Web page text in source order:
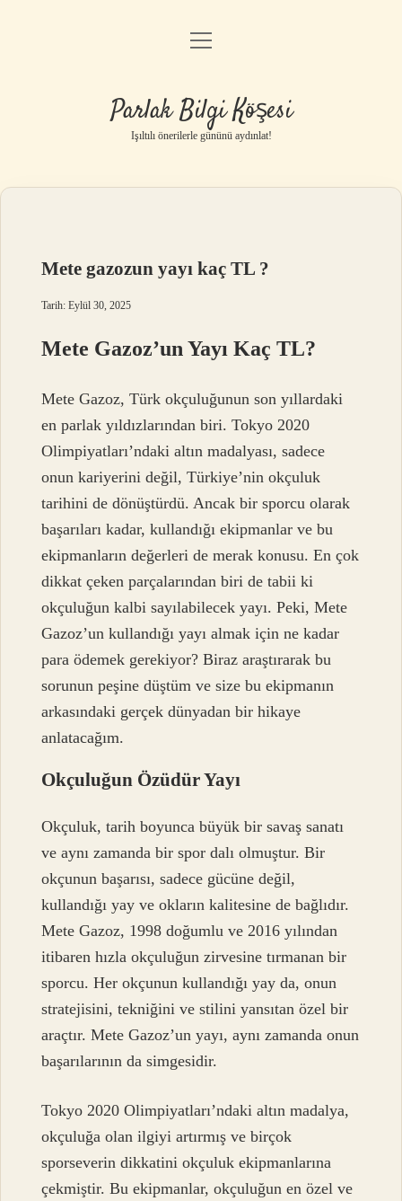
Anasayfa
Yasal Uyarı
menüyü
Parlak Bilgi Köşesi
Işıltılı önerilerle gününü aydınlat!
Mete gazozun yayı kaç TL ?
Tarih: Eylül 30, 2025
Mete Gazoz’un Yayı Kaç TL?
Mete Gazoz, Türk okçuluğunun son yıllardaki
en parlak yıldızlarından biri. Tokyo 2020
Olimpiyatları’ndaki altın madalyası, sadece
onun kariyerini değil, Türkiye’nin okçuluk
tarihini de dönüştürdü. Ancak bir sporcu olarak
başarıları kadar, kullandığı ekipmanlar ve bu
ekipmanların değerleri de merak konusu. En çok
dikkat çeken parçalarından biri de tabii ki
okçuluğun kalbi sayılabilecek yayı. Peki, Mete
Gazoz’un kullandığı yayı almak için ne kadar
para ödemek gerekiyor? Biraz araştırarak bu
sorunun peşine düştüm ve size bu ekipmanın
arkasındaki gerçek dünyadan bir hikaye
anlatacağım.
Okçuluğun Özüdür Yayı
Okçuluk, tarih boyunca büyük bir savaş sanatı
ve aynı zamanda bir spor dalı olmuştur. Bir
okçunun başarısı, sadece gücüne değil,
kullandığı yay ve okların kalitesine de bağlıdır.
Mete Gazoz, 1998 doğumlu ve 2016 yılından
itibaren hızla okçuluğun zirvesine tırmanan bir
sporcu. Her okçunun kullandığı yay da, onun
stratejisini, tekniğini ve stilini yansıtan özel bir
araçtır. Mete Gazoz’un yayı, aynı zamanda onun
başarılarının da simgesidir.
Tokyo 2020 Olimpiyatları’ndaki altın madalya,
okçuluğa olan ilgiyi artırmış ve birçok
sporseverin dikkatini okçuluk ekipmanlarına
çekmiştir. Bu ekipmanlar, okçuluğun en özel ve